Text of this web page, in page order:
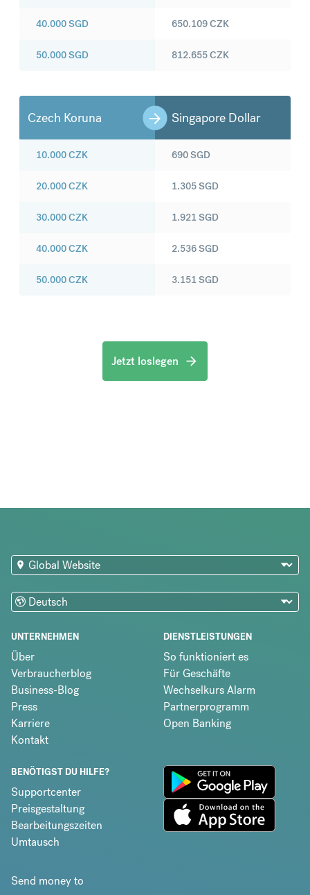
40.000SGD
50.000SGD
650.109CZK
812.655CZK
Czech Koruna Singapore Dollar
10.000CZK
20.000CZK
30.000CZK
40.000CZK
50.000CZK
690SGD
1.305SGD
1.921SGD
2.536SGD
3.151SGD
Jetzt loslegen
UNTERNEHMEN
Über
Verbraucherblog
Business-Blog
Press
Karriere
Kontakt
DIENSTLEISTUNGEN
So funktioniert es
Für Geschäfte
Wechselkurs Alarm
Partnerprogramm
Open Banking
BENÖTIGST DU HILFE?
Supportcenter
Preisgestaltung
Bearbeitungszeiten
Umtausch
Send money to